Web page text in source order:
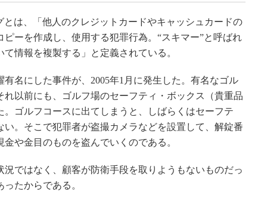
は、「他人のクレジットカードやキャッシュカードの
ーを作成し、使用する犯罪行為。“スキマー”と呼ばれ
情報を複製する」と定義されている。
名にした事件が、2005年1月に発生した。有名なゴル
以前にも、ゴルフ場のセーフティ・ボックス（貴重品
ゴルフコースに出てしまうと、しばらくはセーフテ
い。そこで犯罪者が盗撮カメラなどを設置して、解錠番
や金目のものを盗んでいくのである。
ではなく、顧客が防衛手段を取りようもないものだっ
たからである。